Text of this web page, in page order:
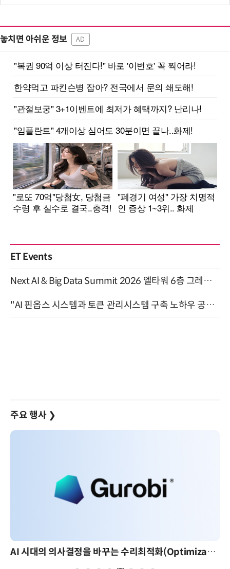
놓치면 아쉬운 정보 AD
ET Events
Next AI & Big Data Summit 2026 엘타워 6층 그레이스홀 개최 (9/18)
"AI 핀옵스 시스템과 토큰 관리시스템 구축 노하우 공개" 잠실 한국광고문화회관 2층 대회의실 (8/21)
주요 행사 ❯
AI 시대의 의사결정을 바꾸는 수리최적화(Optimization): 실제 산업 적용 사례와 활용 전략